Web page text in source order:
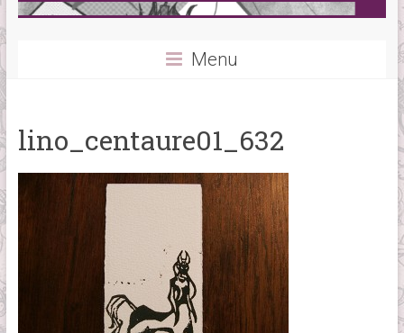
Menu
lino_centaure01_632